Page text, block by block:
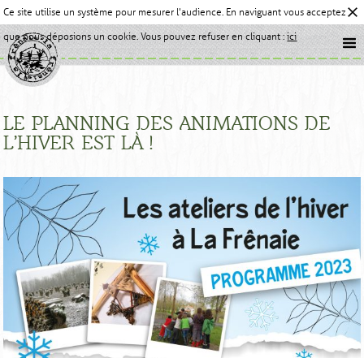
Ce site utilise un système pour mesurer l'audience. En naviguant vous acceptez
que nous déposions un cookie. Vous pouvez refuser en cliquant :ici
LE PLANNING DES ANIMATIONS DE
L’HIVER EST LÀ !